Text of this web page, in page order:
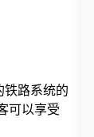
铁路系统的
可以享受